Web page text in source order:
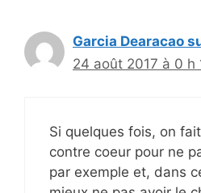
Garcia Dearacao
24 août 2017 à 0 h
Si quelques fois, on
contre coeur pour ne
par exemple et, dans